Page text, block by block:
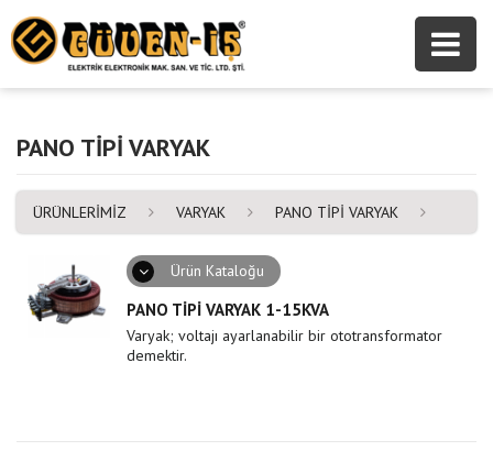
PANO TİPİ VARYAK
ÜRÜNLERİMİZ VARYAK PANO TİPİ VARYAK
PANO TİPİ VARYAK 1-15KVA
Varyak; voltajı ayarlanabilir bir ototransformator
demektir.
Ürün Kataloğu